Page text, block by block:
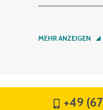
Nachname*
MEHR ANZEIGEN
+49